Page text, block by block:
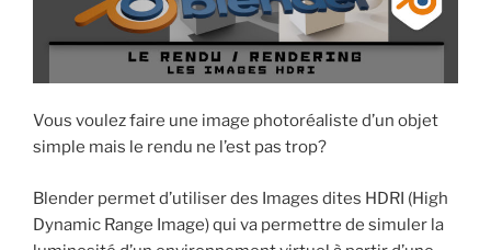
Vous voulez faire une image photoréaliste d’un objet
simple mais le rendu ne l’est pas trop?
Blender permet d’utiliser des Images dites HDRI (High
Dynamic Range Image) qui va permettre de simuler la